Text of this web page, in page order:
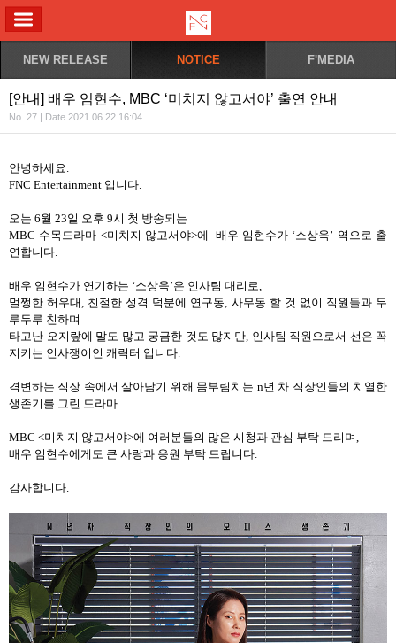
NEW RELEASE NOTICE F'MEDIA
[안내] 배우 임현수, MBC ‘미치지 않고서야’ 출연 안내
No. 27 | Date 2021.06.22 16:04
안녕하세요.
FNC Entertainment 입니다.
오는 6월 23일 오후 9시 첫 방송되는
MBC 수목드라마 <미치지 않고서야>에 배우 임현수가 ‘소상욱’ 역으로 출
연합니다.
배우 임현수가 연기하는 ‘소상욱’은 인사팀 대리로,
멀쩡한 허우대, 친절한 성격 덕분에 연구동, 사무동 할 것 없이 직원들과 두
루두루 친하며
타고난 오지랖에 말도 많고 궁금한 것도 많지만, 인사팀 직원으로서 선은 꼭
지키는 인사쟁이인 캐릭터 입니다.
격변하는 직장 속에서 살아남기 위해 몸부림치는 n년 차 직장인들의 치열한
생존기를 그린 드라마
MBC <미치지 않고서야>에 여러분들의 많은 시청과 관심 부탁 드리며,
배우 임현수에게도 큰 사랑과 응원 부탁 드립니다.
감사합니다.